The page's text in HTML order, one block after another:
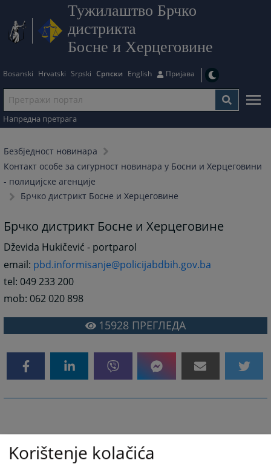
Тужилаштво Брчко
дистрикта
Босне и Херцеговине
Bosanski Hrvatski Srpski Српски English Пријава
Напредна претрага
Безбjедност новинара
Контакт особе за сигурност новинара у Босни и Херцеговини
- полицијске агенције
Брчко дистрикт Босне и Херцеговине
Брчко дистрикт Босне и Херцеговине
Dževida Hukičević - portparol
email: pbd.informisanje@policijabdbih.gov.ba
tel: 049 233 200
mob: 062 020 898
15928 ПРЕГЛЕДА
Korištenje kolačića